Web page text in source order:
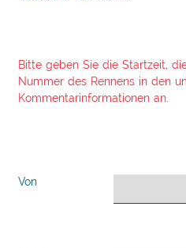
Bitte geben Sie die Startzeit,
Nummer des Rennens in den
Kommentarinformationen an.
Von